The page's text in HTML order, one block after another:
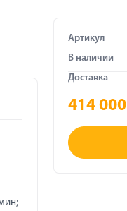
Артикул
В наличии
Доставка
414